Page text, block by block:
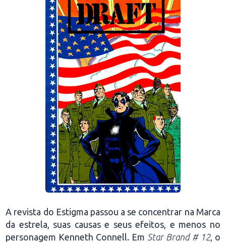
A revista do Estigma passou a se concentrar na Marca
da estrela, suas causas e seus efeitos, e menos no
personagem Kenneth Connell. Em Star Brand # 12, o